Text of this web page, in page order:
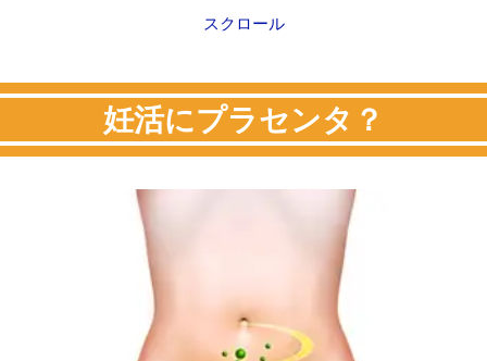
スクロール
妊活にプラセンタ？